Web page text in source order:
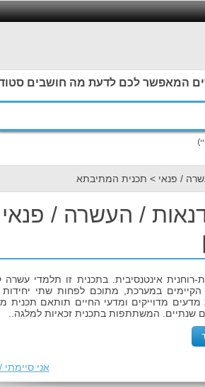
המאפשר לכם לדעת מה חושבים
/ פנאי > תכנית המתיבתא
/ העשרה / פנאי
רוחנית אינטנסיבית. בתכנית זו תלמדי עשרה
הקיימים במערכת, מתוכם לפחות שתי
מדעים מדוייקים ומדעי החיים תותאם תכנית
אני